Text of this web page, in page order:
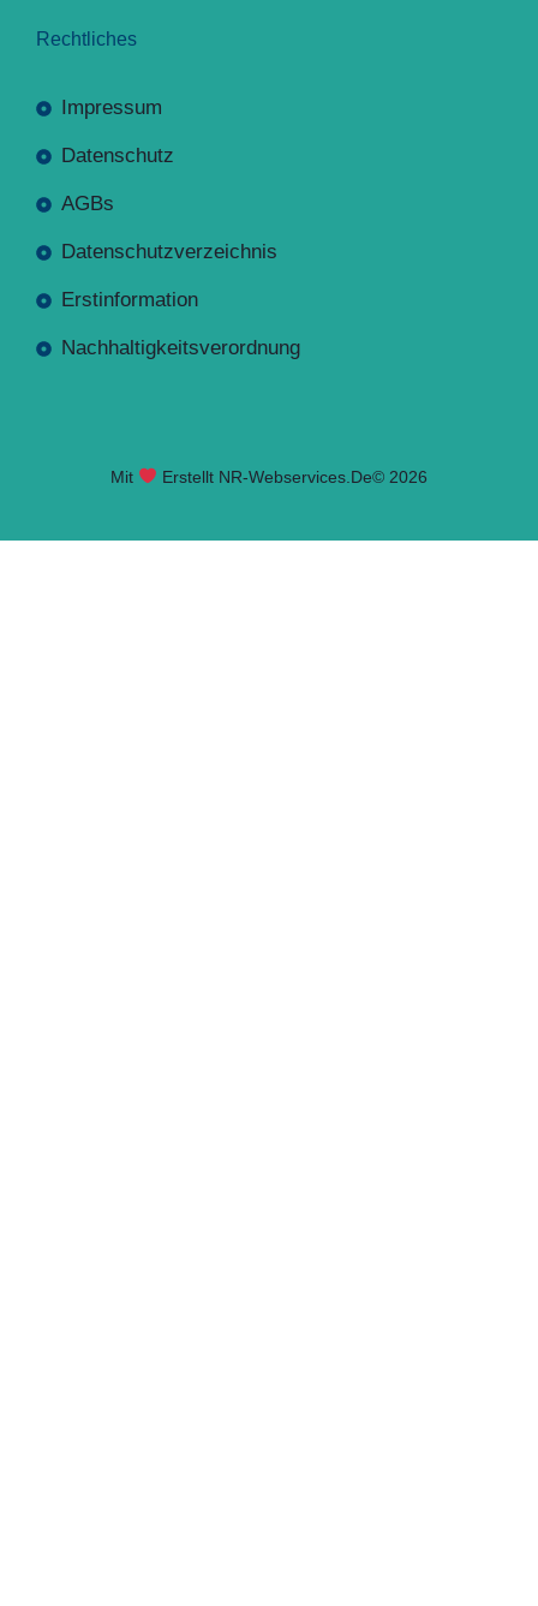
Rechtliches
Impressum
Datenschutz
AGBs
Datenschutzverzeichnis
Erstinformation
Nachhaltigkeitsverordnung
Mit Erstellt NR-Webservices.de© 2026